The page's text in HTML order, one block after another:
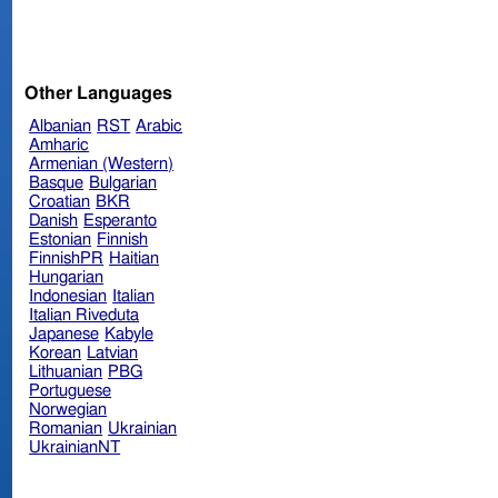
Other Languages
Albanian RST Arabic
Amharic
Armenian (Western)
Basque Bulgarian
Croatian BKR
Danish Esperanto
Estonian Finnish
FinnishPR Haitian
Hungarian
Indonesian Italian
Italian Riveduta
Japanese Kabyle
Korean Latvian
Lithuanian PBG
Portuguese
Norwegian
Romanian Ukrainian
UkrainianNT